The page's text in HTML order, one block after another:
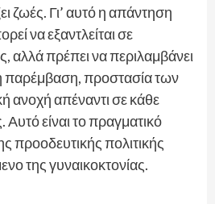
ζωές. Γι’ αυτό η απάντηση
να εξαντλείται σε
αλλά πρέπει να περιλαμβάνει
παρέμβαση, προστασία των
ανοχή απέναντι σε κάθε
είναι το πραγματικό
προοδευτικής πολιτικής
της γυναικοκτονίας.